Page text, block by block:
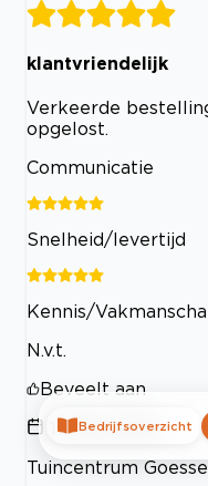
klantvriendelijk
Verkeerde
opgelost.
Communicatie
Snelheid/levertijd
Kennis/
N.v.t.
Beveelt aan
17 May 2024
Tuincentrum
Bedrijfsoverzicht